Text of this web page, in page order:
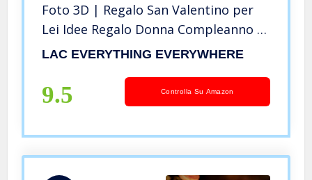
Foto 3D | Regalo San Valentino per
Lei Idee Regalo Donna Compleanno |
per Lui Originali | Regalo
Fidanzato Fidanzata
LAC EVERYTHING EVERYWHERE
9.5 Controlla Su Amazon